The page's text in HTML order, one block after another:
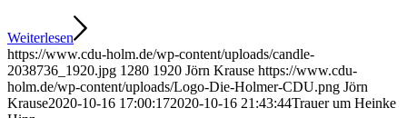
Weiterlesen
https://www.cdu-holm.de/wp-content/uploads/candle-
2038736_1920.jpg 1280 1920 Jörn Krause https://www.cdu-
holm.de/wp-content/uploads/Logo-Die-Holmer-CDU.png Jörn
Krause2020-10-16 17:00:172020-10-16 21:43:44Trauer um Heinke